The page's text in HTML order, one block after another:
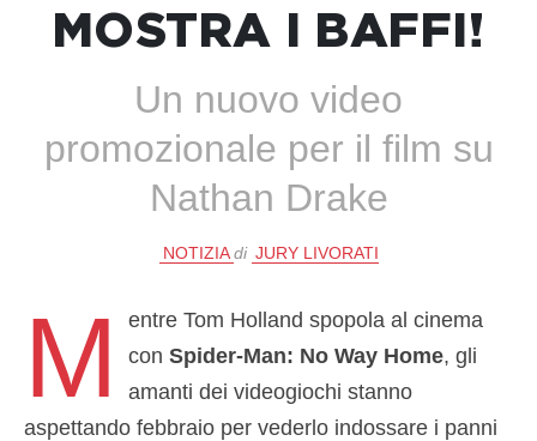
MOSTRA I BAFFI!
Un nuovo video
promozionale per il film su
Nathan Drake
NOTIZIA di JURY LIVORATI
M
entre Tom Holland spopola al cinema
conSpider-Man: No Way Home, gli
amanti dei videogiochi stanno
aspettando febbraio per vederlo indossare i panni